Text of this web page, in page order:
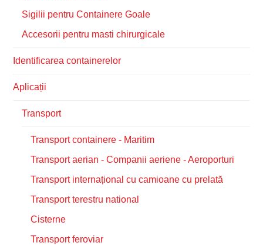
Sigilii pentru Containere Goale
Accesorii pentru masti chirurgicale
Identificarea containerelor
Aplicații
Transport
Transport containere - Maritim
Transport aerian - Companii aeriene - Aeroporturi
Transport internațional cu camioane cu prelată
Transport terestru national
Cisterne
Transport feroviar